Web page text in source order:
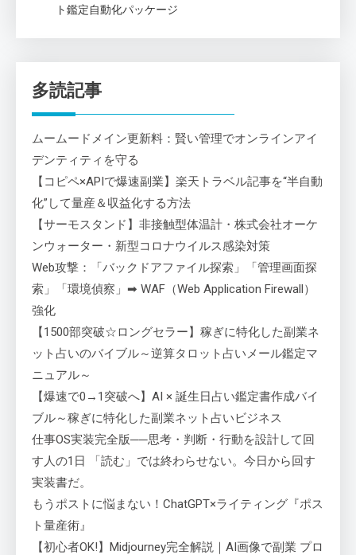
ト鑑定自動化パッケージ
多読記事
ムームードメイン更新料：賢い管理でオンラインアイ
デンティティを守る
【コピペ×APIで爆速副業】楽天トラベル記事を“半自動
化”して量産＆収益化する方法
【サーモスタンド】非接触型体温計・株式会社オーケ
ンウォーター・新型コロナウイルス感染対策
Web攻撃：「バックドアファイル探索」「管理画面探
索」「環境偵察」➡ WAF（Web Application Firewall）
強化
【1500部突破☆ロングセラー】稼ぎに特化した副業ネ
ット占いのバイブル～逆算タロット占いメール鑑定マ
ニュアル～
【爆速で0→1突破へ】AI × 誕生日占い鑑定書作成バイ
ブル～稼ぎに特化した副業ネット占いビジネス
仕事OS実装完全版──思考・判断・行動を設計して回
す人の1日 「読む」では終わらせない。今日から回す
実装書だ。
もうポストに悩まない！ChatGPT×ライティング『ポス
ト量産術』
【初心者OK!】Midjourney完全解説｜AI画像で副業 プロ